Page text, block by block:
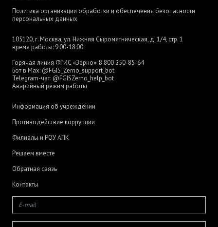
Политика организации обработки и обеспечения безопасности
персональных данных
105120, г. Москва, ул. Нижняя Сыромятническая, д. 1/4, стр. 1
время работы: 9:00-18:00
Горячая линия ФГИС «Зерно»: 8 800 250-85-64
Бот в Max: @FGIS_Zerno_support_bot
Telegram-чат: @FGISZerno_help_bot
Аварийный режим работы
Информация об учреждении
Противодействие коррупции
Филиалы и РОУ АПК
Решаем вместе
Обратная связь
Контакты